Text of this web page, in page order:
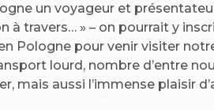
un voyageur et
à travers… » – on pourrait y
Pologne pour venir visiter
lourd, nombre d’entre
mais aussi l’immense plaisir